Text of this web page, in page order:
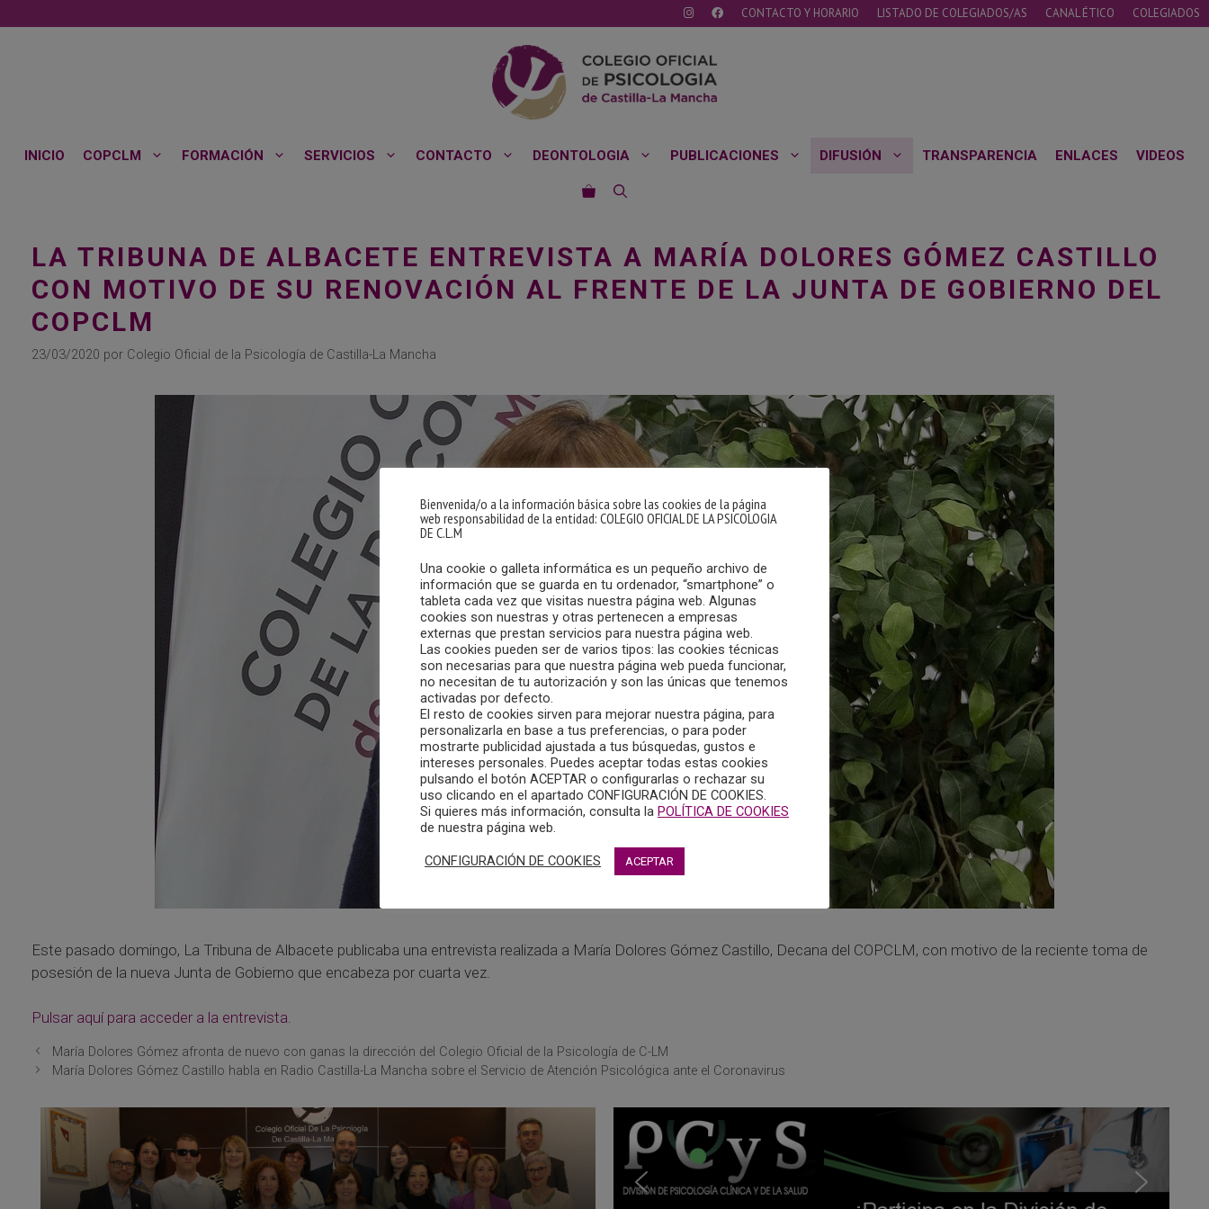
al
CONTACTO Y HORARIO LISTADO DE COLEGIADOS/AS CANAL ÉTICO COLEGIADOS
INICIO COPCLM FORMACIÓN SERVICIOS CONTACTO DEONTOLOGIA PUBLICACIONES DIFUSIÓN TRANSPARENCIA ENLACES VIDEOS
LA TRIBUNA DE ALBACETE ENTREVISTA A MARÍA DOLORES GÓMEZ CASTILLO
CON MOTIVO DE SU RENOVACIÓN AL FRENTE DE LA JUNTA DE GOBIERNO DEL
COPCLM
23/03/2020 por Colegio Oficial de la Psicología de Castilla-La Mancha
Este pasado domingo, La Tribuna de Albacete publicaba una entrevista realizada a María Dolores Gómez Castillo, Decana del COPCLM, con motivo de la reciente toma de
posesión de la nueva Junta de Gobierno que encabeza por cuarta vez.
Pulsar aquí para acceder a la entrevista.
María Dolores Gómez afronta de nuevo con ganas la dirección del Colegio Oficial de la Psicología de C-LM
María Dolores Gómez Castillo habla en Radio Castilla-La Mancha sobre el Servicio de Atención Psicológica ante el Coronavirus
Bienvenida/o a la información básica sobre las cookies de la página
web responsabilidad de la entidad: COLEGIO OFICIAL DE LA PSICOLOGIA
DE C.L.M
Una cookie o galleta informática es un pequeño archivo de
información que se guarda en tu ordenador, “smartphone” o
tableta cada vez que visitas nuestra página web. Algunas
cookies son nuestras y otras pertenecen a empresas
externas que prestan servicios para nuestra página web.
Las cookies pueden ser de varios tipos: las cookies técnicas
son necesarias para que nuestra página web pueda funcionar,
no necesitan de tu autorización y son las únicas que tenemos
activadas por defecto.
El resto de cookies sirven para mejorar nuestra página, para
personalizarla en base a tus preferencias, o para poder
mostrarte publicidad ajustada a tus búsquedas, gustos e
intereses personales. Puedes aceptar todas estas cookies
pulsando el botón ACEPTAR o configurarlas o rechazar su
uso clicando en el apartado CONFIGURACIÓN DE COOKIES.
Si quieres más información, consulta la POLÍTICA DE COOKIES
de nuestra página web.
CONFIGURACIÓN DE COOKIES ACEPTAR